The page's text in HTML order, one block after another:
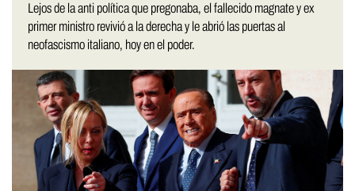
Lejos de la anti política que pregonaba, el fallecido magnate y ex
primer ministro revivió a la derecha y le abrió las puertas al
neofascismo italiano, hoy en el poder.